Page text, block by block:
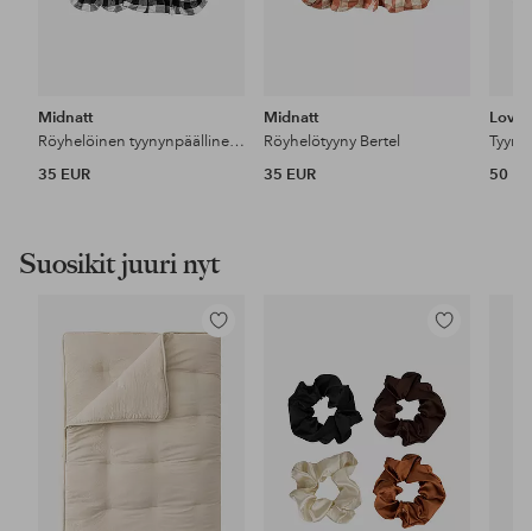
Midnatt
Röyhelöinen tyynynpäällinen Gingham
35 EUR
Midnatt
Röyhelötyyny Bertel
35 EUR
50
Suosikit juuri nyt
Lisää
Lisää